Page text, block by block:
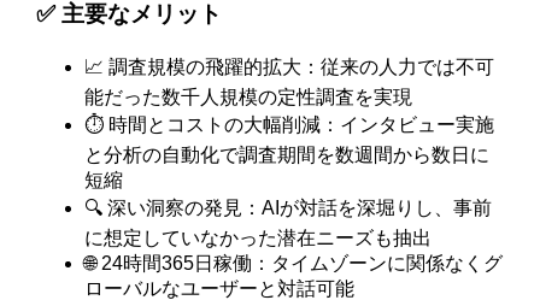
✅ 主要なメリット
📈 調査規模の飛躍的拡大：従来の人力では不可
能だった数千人規模の定性調査を実現
⏱️ 時間とコストの大幅削減：インタビュー実施
と分析の自動化で調査期間を数週間から数日に
短縮
🔍 深い洞察の発見：AIが対話を深堀りし、事前
に想定していなかった潜在ニーズも抽出
🌐 24時間365日稼働：タイムゾーンに関係なくグ
ローバルなユーザーと対話可能